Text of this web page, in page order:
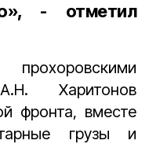
- отметил
Харитонов
фронта, вместе
грузы и